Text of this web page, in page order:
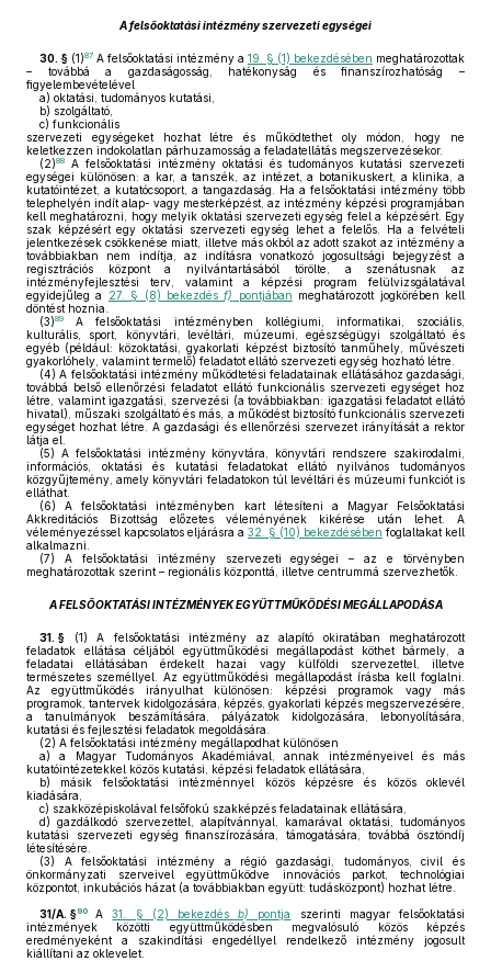
A felsőoktatási intézmény szervezeti egységei
30. § (1)87 A felsőoktatási intézmény a 19. § (1) bekezdésében meghatározottak
– továbbá a gazdaságosság, hatékonyság és finanszírozhatóság –
figyelembevételével
a) oktatási, tudományos kutatási,
b) szolgáltató,
c) funkcionális
szervezeti egységeket hozhat létre és működtethet oly módon, hogy ne
keletkezzen indokolatlan párhuzamosság a feladatellátás megszervezésekor.
(2)88
A felsőoktatási intézmény oktatási és tudományos kutatási szervezeti
egységei különösen: a kar, a tanszék, az intézet, a botanikuskert, a klinika, a
kutatóintézet, a kutatócsoport, a tangazdaság. Ha a felsőoktatási intézmény több
telephelyén indít alap- vagy mesterképzést, az intézmény képzési programjában
kell meghatározni, hogy melyik oktatási szervezeti egység felel a képzésért. Egy
szak képzésért egy oktatási szervezeti egység lehet a felelős. Ha a felvételi
jelentkezések csökkenése miatt, illetve más okból az adott szakot az intézmény a
továbbiakban nem indítja, az indításra vonatkozó jogosultsági bejegyzést a
regisztrációs központ a nyilvántartásából törölte, a szenátusnak az
intézményfejlesztési terv, valamint a képzési program felülvizsgálatával
egyidejűleg a 27. § (8) bekezdésf) pontjában meghatározott jogkörében kell
döntést hoznia.
(3)89
A felsőoktatási intézményben kollégiumi, informatikai, szociális,
kulturális, sport, könyvtári, levéltári, múzeumi, egészségügyi szolgáltató és
egyéb (például: közoktatási, gyakorlati képzést biztosító tanműhely, művészeti
gyakorlóhely, valamint termelő) feladatot ellátó szervezeti egység hozható létre.
(4) A felsőoktatási intézmény működtetési feladatainak ellátásához gazdasági,
továbbá belső ellenőrzési feladatot ellátó funkcionális szervezeti egységet hoz
létre, valamint igazgatási, szervezési (a továbbiakban: igazgatási feladatot ellátó
hivatal), műszaki szolgáltató és más, a működést biztosító funkcionális szervezeti
egységet hozhat létre. A gazdasági és ellenőrzési szervezet irányítását a rektor
látja el.
(5) A felsőoktatási intézmény könyvtára, könyvtári rendszere szakirodalmi,
információs, oktatási és kutatási feladatokat ellátó nyilvános tudományos
közgyűjtemény, amely könyvtári feladatokon túl levéltári és múzeumi funkciót is
elláthat.
(6) A felsőoktatási intézményben kart létesíteni a Magyar Felsőoktatási
Akkreditációs Bizottság előzetes véleményének kikérése után lehet. A
véleményezéssel kapcsolatos eljárásra a 32. § (10) bekezdésében foglaltakat kell
alkalmazni.
(7) A felsőoktatási intézmény szervezeti egységei – az e törvényben
meghatározottak szerint – regionális központtá, illetve centrummá szervezhetők.
A FELSŐOKTATÁSI INTÉZMÉNYEK EGYÜTTMŰKÖDÉSI MEGÁLLAPODÁSA
31. § (1) A felsőoktatási intézmény az alapító okiratában meghatározott
feladatok ellátása céljából együttműködési megállapodást köthet bármely, a
feladatai ellátásában érdekelt hazai vagy külföldi szervezettel, illetve
természetes személlyel. Az együttműködési megállapodást írásba kell foglalni.
Az együttműködés irányulhat különösen: képzési programok vagy más
programok, tantervek kidolgozására, képzés, gyakorlati képzés megszervezésére,
a tanulmányok beszámítására, pályázatok kidolgozására, lebonyolítására,
kutatási és fejlesztési feladatok megoldására.
(2) A felsőoktatási intézmény megállapodhat különösen
a) a Magyar Tudományos Akadémiával, annak intézményeivel és más
kutatóintézetekkel közös kutatási, képzési feladatok ellátására,
b) másik felsőoktatási intézménnyel közös képzésre és közös oklevél
kiadására,
c) szakközépiskolával felsőfokú szakképzés feladatainak ellátására,
d) gazdálkodó szervezettel, alapítvánnyal, kamarával oktatási, tudományos
kutatási szervezeti egység finanszírozására, támogatására, továbbá ösztöndíj
létesítésére.
(3) A felsőoktatási intézmény a régió gazdasági, tudományos, civil és
önkormányzati szerveivel együttműködve innovációs parkot, technológiai
központot, inkubációs házat (a továbbiakban együtt: tudásközpont) hozhat létre.
31/A. §90 A31. § (2) bekezdésb) pontja
szerinti magyar felsőoktatási
intézmények közötti együttműködésben megvalósuló közös képzés
eredményeként a szakindítási engedéllyel rendelkező intézmény jogosult
kiállítani az oklevelet.